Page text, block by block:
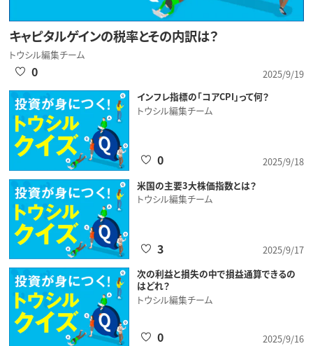
キャピタルゲインの税率とその内訳は？
トウシル編集チーム
2025/9/19
0
インフレ指標の「コアCPI」って何？
トウシル編集チーム
2025/9/18
0
米国の主要3大株価指数とは？
トウシル編集チーム
2025/9/17
3
次の利益と損失の中で損益通算できるの
はどれ？
トウシル編集チーム
2025/9/16
0